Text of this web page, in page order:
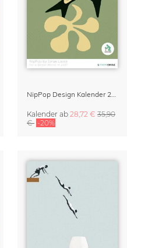
NipPop Design Kalender 2027 von Jonas Loose
Kalender ab 28,72 € 35,90
€ -20%